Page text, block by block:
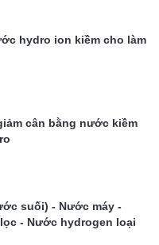
hydro ion kiềm cho làm
cân bằng nước kiềm
suối) - Nước máy -
- Nước hydrogen loại